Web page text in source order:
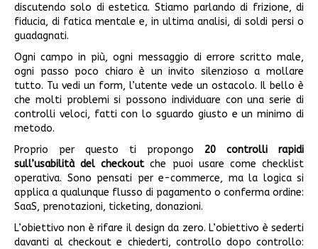
discutendo solo di estetica. Stiamo parlando di frizione, di
fiducia, di fatica mentale e, in ultima analisi, di soldi persi o
guadagnati.
Ogni campo in più, ogni messaggio di errore scritto male,
ogni passo poco chiaro è un invito silenzioso a mollare
tutto. Tu vedi un form, l’utente vede un ostacolo. Il bello è
che molti problemi si possono individuare con una serie di
controlli veloci, fatti con lo sguardo giusto e un minimo di
metodo.
Proprio per questo ti propongo 20 controlli rapidi
sull’usabilità del checkoutche puoi usare come checklist
operativa. Sono pensati per e-commerce, ma la logica si
applica a qualunque flusso di pagamento o conferma ordine:
SaaS, prenotazioni, ticketing, donazioni.
L’obiettivo non è rifare il design da zero. L’obiettivo è sederti
davanti al checkout e chiederti, controllo dopo controllo: